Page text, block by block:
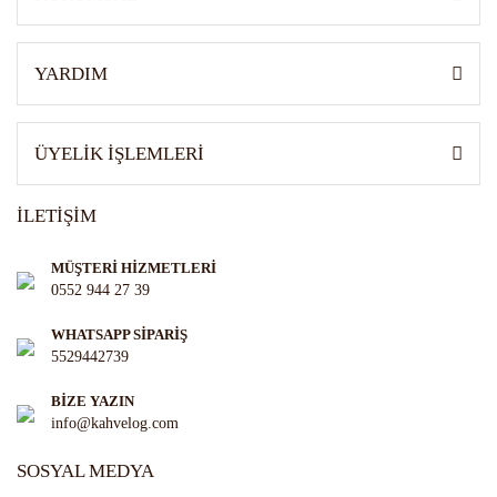
YARDIM
ÜYELİK İŞLEMLERİ
İLETİŞİM
MÜŞTERİ HİZMETLERİ
0552 944 27 39
WHATSAPP SİPARİŞ
5529442739
BİZE YAZIN
info@kahvelog.com
SOSYAL MEDYA